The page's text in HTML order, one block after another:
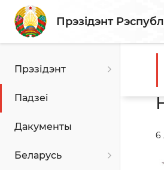
Прэзідэнт
Прэзідэнт
Падзеі
Дакументы
Беларусь
6